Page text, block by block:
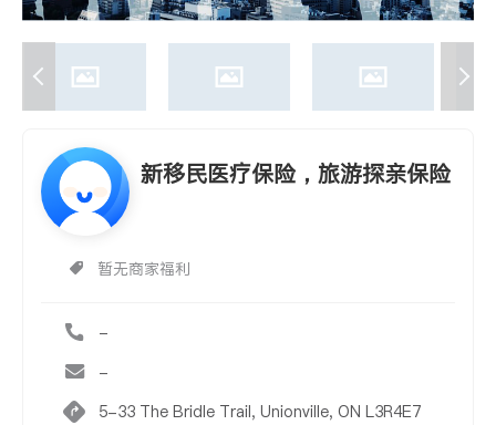
新移民医疗保险，旅游探亲保险
暂无商家福利
-
-
5-33 The Bridle Trail, Unionville, ON L3R4E7